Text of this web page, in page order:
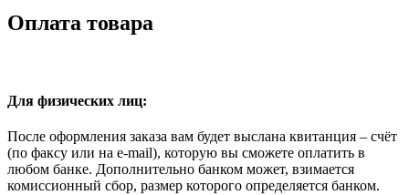
Оплата товара
Для физических лиц:
После оформления заказа вам будет выслана квитанция – счёт
(по факсу или на e-mail), которую вы сможете оплатить в
любом банке. Дополнительно банком может, взимается
комиссионный сбор, размер которого определяется банком.